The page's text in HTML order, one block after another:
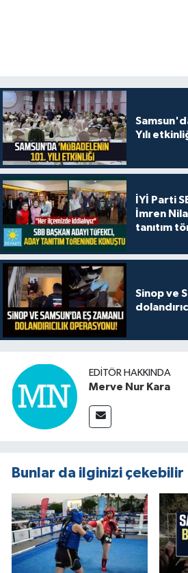
Yılı
İYİ Parti
İmren
tanıtım
Sinop ve
EDITÖR HAKKINDA
Merve Nur Kara
Bunlar da ilginizi çekebilir